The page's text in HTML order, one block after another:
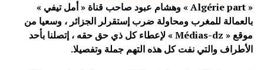
« Algérie part » وهشام عبود صاحب قناة « أمل تيفي »
بالعمالة للمغرب ومحاولة ضرب إستقرلر الجزائر ، وسعيا من
موقع « Médias-dz » لإعطاء كل ذي حق حقه ، إتصلنا بأحد
الأطراف والتي نفت كل هذه التهم جملة وتفصيلا.